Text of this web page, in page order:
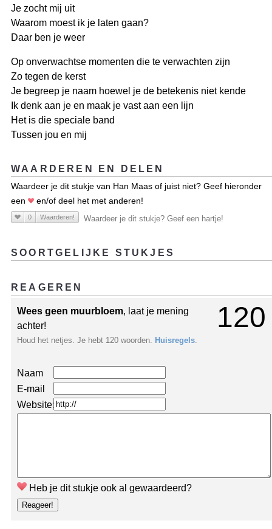
Je zocht mij uit
Waarom moest ik je laten gaan?
Daar ben je weer
Op onverwachtse momenten die te verwachten zijn
Zo tegen de kerst
Je begreep je naam hoewel je de betekenis niet kende
Ik denk aan je en maak je vast aan een lijn
Het is die speciale band
Tussen jou en mij
WAARDEREN EN DELEN
Waardeer je dit stukje van Han Maas of juist niet? Geef hieronder
een
en/of deel het met anderen!
0 Waarderen! Waardeer je dit stukje? Geef een hartje!
SOORTGELIJKE STUKJES
REAGEREN
120
Wees geen muurbloem, laat je mening
achter!
Houd het netjes. Je hebt 120 woorden. Huisregels
Naam
E-mail
Website:
Heb je dit stukje ook al gewaardeerd?